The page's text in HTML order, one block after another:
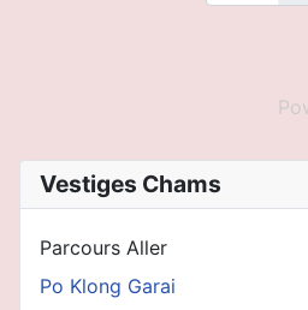
Vestiges Chams
Parcours Aller
Po Klong Garai